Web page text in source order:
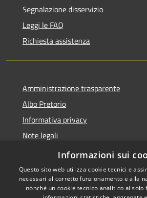
Segnalazione disservizio
Leggi le FAQ
Richiesta assistenza
Amministrazione trasparente
Albo Pretorio
Informativa privacy
Note legali
Dichiarazione di accessibilità
Informazioni sui
Questo sito web utilizza cookie tecnici e
necessari al corretto funzionamento e alla
nonché un cookie tecnico analitico al solo